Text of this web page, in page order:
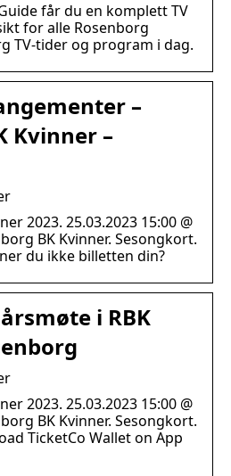
får du en komplett TV
for alle Rosenborg
TV-tider og program i dag.
–
Kvinner –
2023. 25.03.2023 15:00 @
BK Kvinner. Sesongkort.
du ikke billetten din?
i RBK
2023. 25.03.2023 15:00 @
BK Kvinner. Sesongkort.
TicketCo Wallet on App